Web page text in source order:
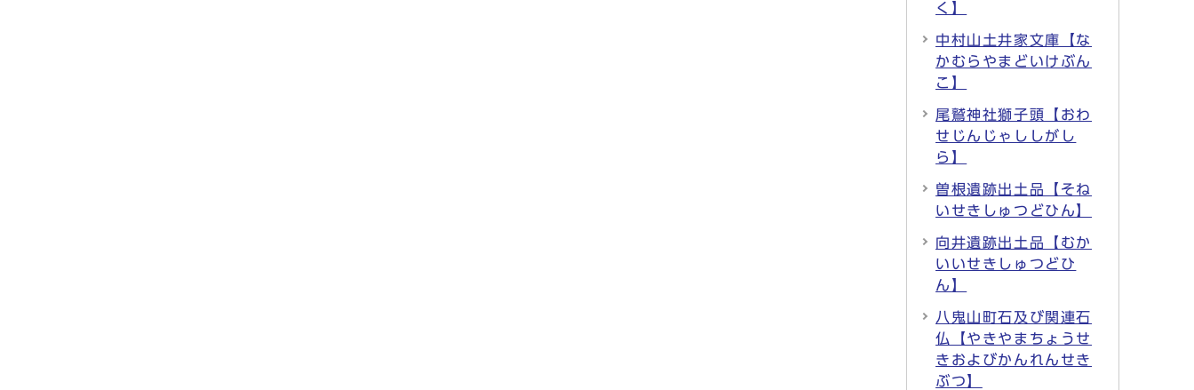
く】
中村山土井家文庫【な
かむらやまどいけぶん
こ】
尾鷲神社獅子頭【おわ
せじんじゃししがし
ら】
曽根遺跡出土品【そね
いせきしゅつどひん】
向井遺跡出土品【むか
いいせきしゅつどひ
ん】
八鬼山町石及び関連石
仏【やきやまちょうせ
きおよびかんれんせき
ぶつ】